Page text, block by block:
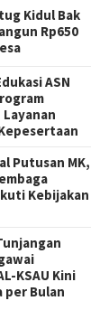
Kidul Bak
Rp650
ASN
Layanan
Putusan MK,
Kebijakan
KSAU Kini
per Bulan